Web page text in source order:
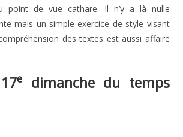
point de vue cathare. Il n’y a là nulle
mais un simple exercice de style visant
des textes est aussi affaire
e
dimanche du temps